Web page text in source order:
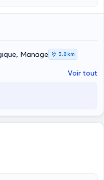
Manage 3,8 km
Voir tout